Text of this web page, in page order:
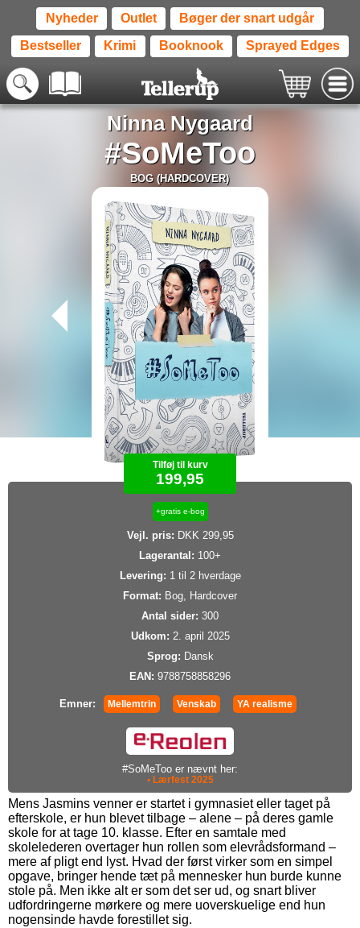
Nyheder Outlet Bøger der snart udgår
Bestseller Krimi Booknook Sprayed Edges
Ninna Nygaard
#SoMeToo
BOG (HARDCOVER)
Tilføj til kurv
199,95
+gratis e-bog
Vejl. pris: DKK 299,95
Lagerantal: 100+
Levering: 1 til 2 hverdage
Format: Bog, Hardcover
Antal sider: 300
Udkom: 2. april 2025
Sprog: Dansk
EAN: 9788758858296
Emner: Mellemtrin Venskab YA realisme
#SoMeToo er nævnt her:
• Lærfest 2025
Mens Jasmins venner er startet i gymnasiet eller taget på
efterskole, er hun blevet tilbage – alene – på deres gamle
skole for at tage 10. klasse. Efter en samtale med
skolelederen overtager hun rollen som elevrådsformand –
mere af pligt end lyst. Hvad der først virker som en simpel
opgave, bringer hende tæt på mennesker hun burde kunne
stole på. Men ikke alt er som det ser ud, og snart bliver
udfordringerne mørkere og mere uoverskuelige end hun
nogensinde havde forestillet sig.